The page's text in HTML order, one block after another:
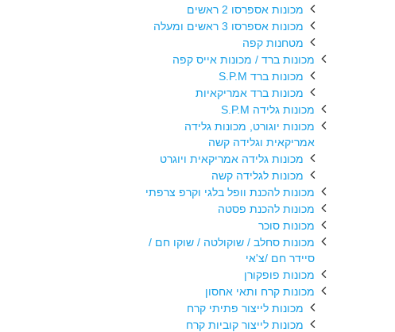
מכונות אספרסו 2 ראשים
מכונות אספרסו 3 ראשים ומעלה
מטחנות קפה
מכונות ברד / מכונות אייס קפה
מכונות ברד S.P.M
מכונות ברד אמריקאיות
מכונות גלידה S.P.M
מכונות יוגורט, מכונות גלידה
אמריקאית וגלידה קשה
מכונות גלידה אמריקאית ויוגרט
מכונות לגלידה קשה
מכונות להכנת וופל בלגי וקרפ צרפתי
מכונות להכנת פסטה
מכונות סוכר
מכונות סחלב / שוקולטה / שוקו חם /
סיידר חם /צ'אי
מכונות פופקורן
מכונות קרח ותאי אחסון
מכונות לייצור פתיתי קרח
מכונות לייצור קוביות קרח